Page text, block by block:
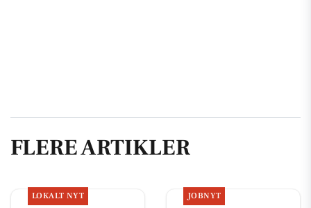
FLERE ARTIKLER
LOKALT NYT JOBNYT